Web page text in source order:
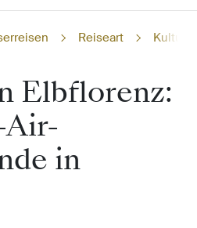
Reiseart
Elbflorenz:
in